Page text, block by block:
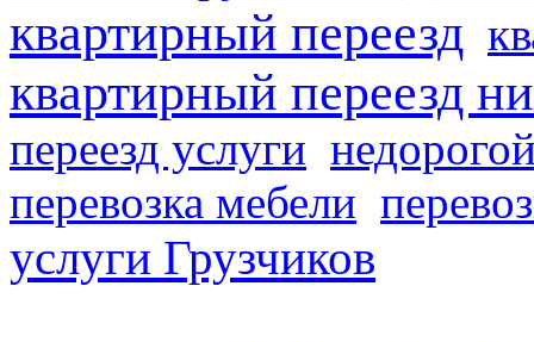
квартирный переезд
квартирный переезд
переезд услуги
перевозка мебели
услуги Грузчиков